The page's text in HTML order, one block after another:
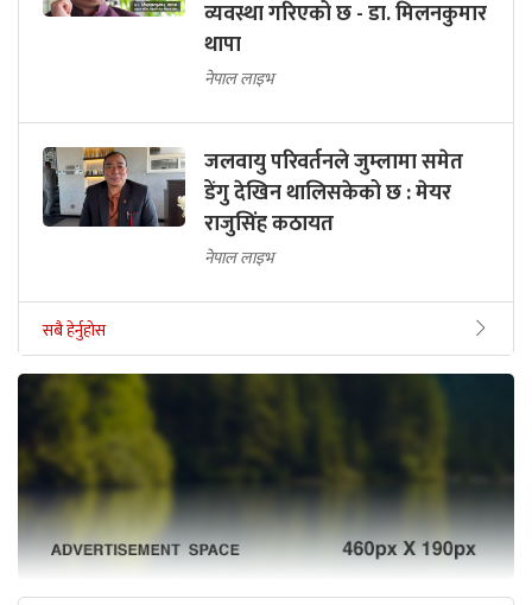
व्यवस्था गरिएको छ - डा. मिलनकुमार
थापा
नेपाल लाइभ
जलवायु परिवर्तनले जुम्लामा समेत
डेंगु देखिन थालिसकेको छ : मेयर
राजुसिंह कठायत
नेपाल लाइभ
सबै हेर्नुहोस